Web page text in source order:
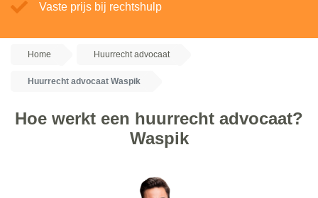
Vaste prijs bij rechtshulp
Home Huurrecht advocaat
Huurrecht advocaat Waspik
Hoe werkt een huurrecht advocaat?
Waspik